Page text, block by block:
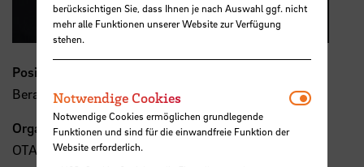
Position
Berater OTARIS Interactive Services GmbH, Bremen
Organisation
OTARIS Interactive Services GmbH
berücksichtigen Sie, dass Ihnen je nach Auswahl ggf. nicht
mehr alle Funktionen unserer Website zur Verfügung
stehen.
Notwendige Cookies
Notwendige Cookies ermöglichen grundlegende
Funktionen und sind für die einwandfreie Funktion der
Website erforderlich.